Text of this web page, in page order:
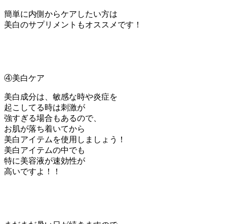
簡単に内側からケアしたい方は
美白のサプリメントもオススメです！
④美白ケア
美白成分は、敏感な時や炎症を
起こしてる時は刺激が
強すぎる場合もあるので、
お肌が落ち着いてから
美白アイテムを使用しましょう！
美白アイテムの中でも
特に美容液が速効性が
高いですよ！！